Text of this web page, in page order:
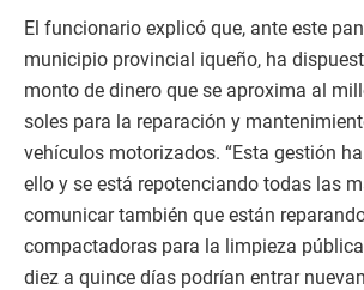
El funcionario explicó que, ante este
municipio provincial iqueño, ha
monto de dinero que se aproxima al
soles para la reparación y
vehículos motorizados. “Esta gestión
ello y se está repotenciando todas las
comunicar también que están
compactadoras para la limpieza
diez a quince días podrían entrar